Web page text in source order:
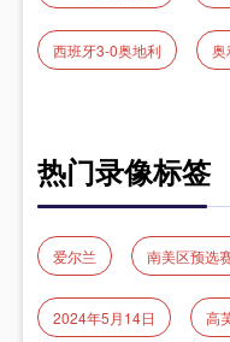
西班牙3-0奥地利 奥
热门录像标签
爱尔兰 南美区预选
2024年5月14日 高